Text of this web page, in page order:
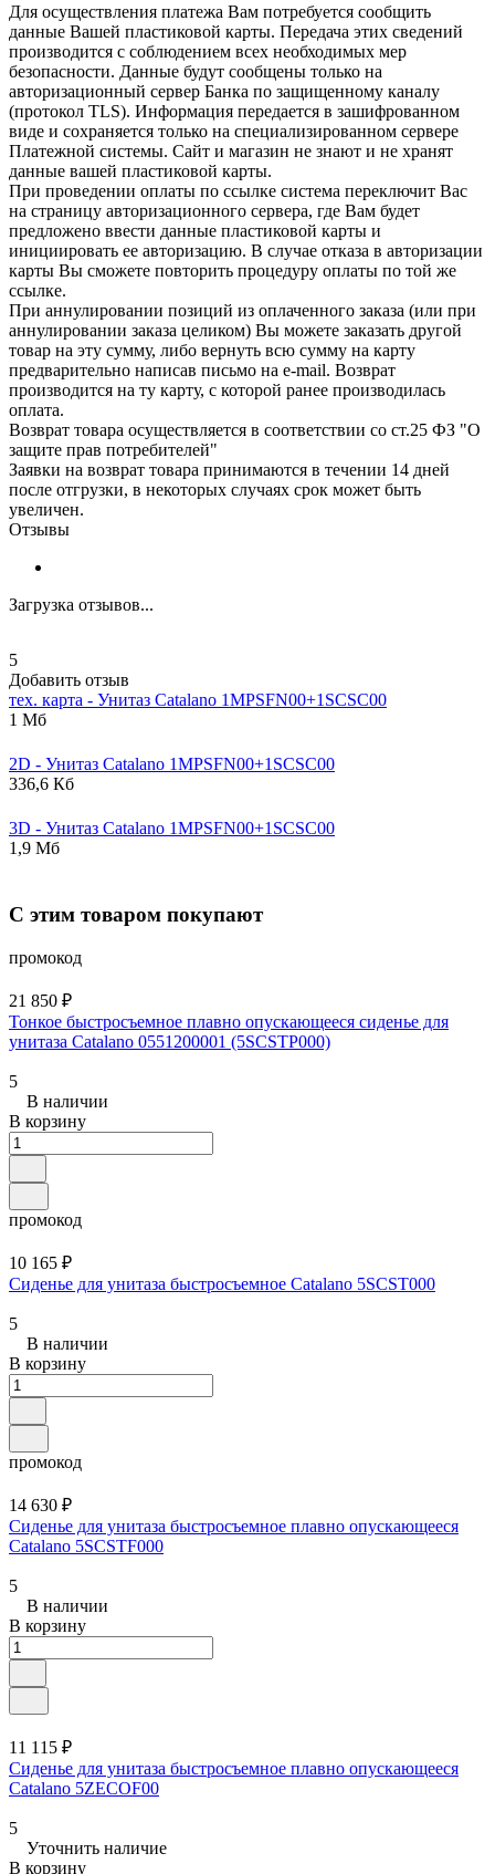
Для осуществления платежа Вам потребуется сообщить
данные Вашей пластиковой карты. Передача этих сведений
производится с соблюдением всех необходимых мер
безопасности. Данные будут сообщены только на
авторизационный сервер Банка по защищенному каналу
(протокол TLS). Информация передается в зашифрованном
виде и сохраняется только на специализированном сервере
Платежной системы. Сайт и магазин не знают и не хранят
данные вашей пластиковой карты.
При проведении оплаты по ссылке система переключит Вас
на страницу авторизационного сервера, где Вам будет
предложено ввести данные пластиковой карты и
инициировать ее авторизацию. В случае отказа в авторизации
карты Вы сможете повторить процедуру оплаты по той же
ссылке.
При аннулировании позиций из оплаченного заказа (или при
аннулировании заказа целиком) Вы можете заказать другой
товар на эту сумму, либо вернуть всю сумму на карту
предварительно написав письмо на e-mail. Возврат
производится на ту карту, с которой ранее производилась
оплата.
Возврат товара осуществляется в соответствии со ст.25 ФЗ "О
защите прав потребителей"
Заявки на возврат товара принимаются в течении 14 дней
после отгрузки, в некоторых случаях срок может быть
увеличен.
Отзывы
Загрузка отзывов...
5
Добавить отзыв
тех. карта - Унитаз Catalano 1MPSFN00+1SCSC00
1 Мб
2D - Унитаз Catalano 1MPSFN00+1SCSC00
336,6 Кб
3D - Унитаз Catalano 1MPSFN00+1SCSC00
1,9 Мб
С этим товаром покупают
промокод
21 850 ₽
Тонкое быстросъемное плавно опускающееся сиденье для
унитаза Catalano 0551200001 (5SCSTP000)
5
В наличии
В корзину
промокод
10 165 ₽
Сиденье для унитаза быстросъемное Catalano 5SCST000
5
В наличии
В корзину
промокод
14 630 ₽
Сиденье для унитаза быстросъемное плавно опускающееся
Catalano 5SCSTF000
5
В наличии
В корзину
11 115 ₽
Сиденье для унитаза быстросъемное плавно опускающееся
Catalano 5ZECOF00
5
Уточнить наличие
В корзину